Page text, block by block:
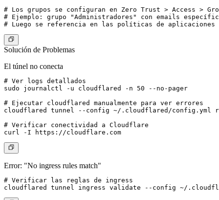
# Los grupos se configuran en Zero Trust > Access >
# Ejemplo: grupo "Administradores" con emails
Solución de Problemas
El túnel no conecta
# Ver logs detallados
sudo journalctl -u cloudflared -n 50 --no-pager
# Ejecutar cloudflared manualmente para ver errores
cloudflared tunnel --config ~/.cloudflared/config.yml
# Verificar conectividad a Cloudflare
Error: "No ingress rules match"
# Verificar las reglas de ingress